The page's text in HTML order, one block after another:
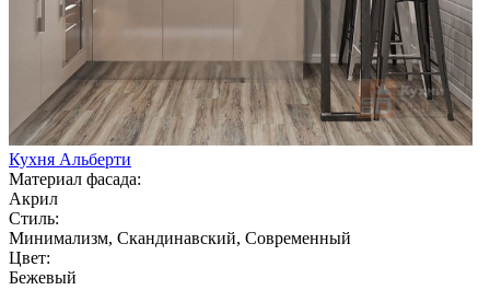
Кухня Альберти
Материал фасада:
Акрил
Стиль:
Минимализм, Скандинавский, Современный
Цвет:
Бежевый